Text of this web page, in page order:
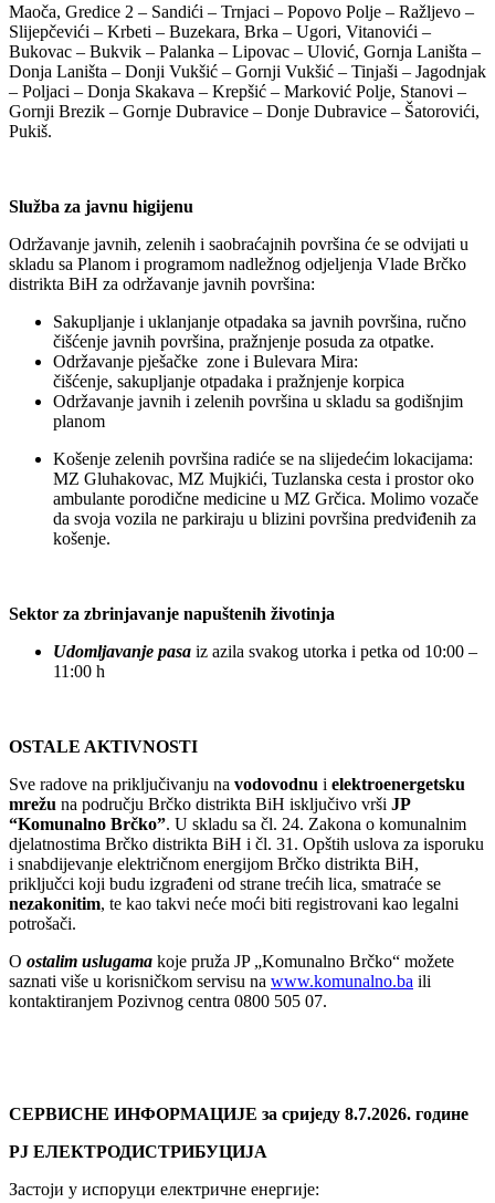
Maoča, Gredice 2 – Sandići – Trnjaci – Popovo Polje – Ražljevo –
Slijepčevići – Krbeti – Buzekara, Brka – Ugori, Vitanovići –
Bukovac – Bukvik – Palanka – Lipovac – Ulović, Gornja Laništa –
Donja Laništa – Donji Vukšić – Gornji Vukšić – Tinjaši – Jagodnjak
– Poljaci – Donja Skakava – Krepšić – Marković Polje, Stanovi –
Gornji Brezik – Gornje Dubravice – Donje Dubravice – Šatorovići,
Pukiš.
Služba za javnu higijenu
Održavanje javnih, zelenih i saobraćajnih površina će se odvijati u
skladu sa Planom i programom nadležnog odjeljenja Vlade Brčko
distrikta BiH za održavanje javnih površina:
Sakupljanje i uklanjanje otpadaka sa javnih površina, ručno
čišćenje javnih površina, pražnjenje posuda za otpatke.
Održavanje pješačke zone i Bulevara Mira:
čišćenje, sakupljanje otpadaka i pražnjenje korpica
Održavanje javnih i zelenih površina u skladu sa godišnjim
planom
Košenje zelenih površina radiće se na slijedećim lokacijama:
MZ Gluhakovac, MZ Mujkići, Tuzlanska cesta i prostor oko
ambulante porodične medicine u MZ Grčica. Molimo vozače
da svoja vozila ne parkiraju u blizini površina predviđenih za
košenje.
Sektor za zbrinjavanje napuštenih životinja
Udomljavanje pasa iz azila svakog utorka i petka od 10:00 –
11:00 h
OSTALE AKTIVNOSTI
Sve radove na priključivanju na vodovodnu i elektroenergetsku
mrežu na području Brčko distrikta BiH isključivo vrši JP
“Komunalno Brčko”. U skladu sa čl. 24. Zakona o komunalnim
djelatnostima Brčko distrikta BiH i čl. 31. Opštih uslova za isporuku
i snabdijevanje električnom energijom Brčko distrikta BiH,
priključci koji budu izgrađeni od strane trećih lica, smatraće se
nezakonitim, te kao takvi neće moći biti registrovani kao legalni
potrošači.
O ostalim uslugama koje pruža JP „Komunalno Brčko“ možete
saznati više u korisničkom servisu na www.komunalno.ba ili
kontaktiranjem Pozivnog centra 0800 505 07.
СЕРВИСНЕ ИНФОРМАЦИЈЕ за сриједу 8.7.2026. године
РЈ ЕЛЕКТРОДИСТРИБУЦИЈА
Застоји у испоруци електричне енергије: